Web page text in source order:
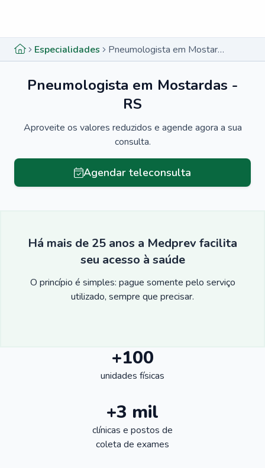
Especialidades Pneumologista em Mostardas - RS
Pneumologista em Mostardas -
RS
Aproveite os valores reduzidos e agende agora a sua
consulta.
Agendar teleconsulta
Há mais de 25 anos a Medprev facilita
seu acesso à saúde
O princípio é simples: pague somente pelo serviço
utilizado, sempre que precisar.
+100
unidades físicas
+3 mil
clínicas e postos de
coleta de exames